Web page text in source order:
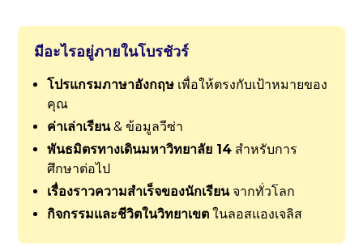
มีอะไรอยู่ภายในโบรชัวร์
โปรแกรมภาษาอังกฤษ เพื่อให้ตรงกับเป้าหมายของ
คุณ
ค่าเล่าเรียน& ข้อมูลวีซ่า
พันธมิตรทางเดินมหาวิทยาลัย 14 สำหรับการ
ศึกษาต่อไป
เรื่องราวความสำเร็จของนักเรียนจากทั่วโลก
กิจกรรมและชีวิตในวิทยาเขต ในลอสแองเจลิส